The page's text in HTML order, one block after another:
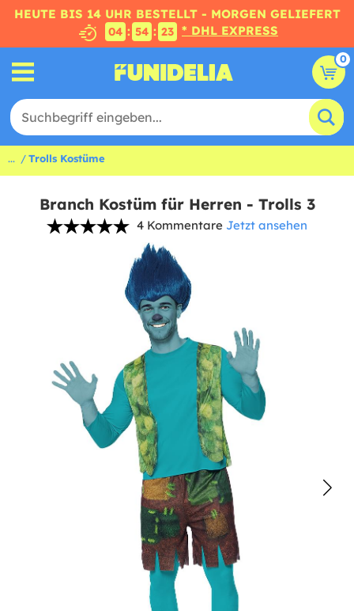
HEUTE BIS 14 UHR BESTELLT - MORGEN GELIEFERT
04 : 54 : 22 * DHL EXPRESS
0
... Trolls Kostüme
Branch Kostüm für Herren - Trolls 3
4 Kommentare Jetzt ansehen